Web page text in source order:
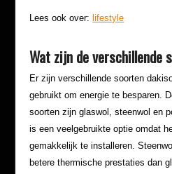
Lees ook over: lifestyle
Wat zijn de verschillende
Er zijn verschillende soorten
gebruikt om energie te besparen.
soorten zijn glaswol, steenwol en
is een veelgebruikte optie omdat
gemakkelijk te installeren.
betere thermische prestaties dan